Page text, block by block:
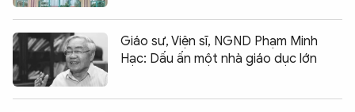
Giáo sư, Viện sĩ, NGND Phạm Minh
Hạc: Dấu ấn một nhà giáo dục lớn